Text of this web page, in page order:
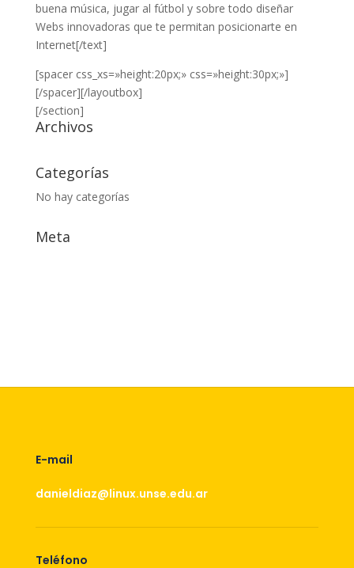
buena música, jugar al fútbol y sobre todo diseñar
Webs innovadoras que te permitan posicionarte en
Internet[/text]
[spacer css_xs=»height:20px;» css=»height:30px;»]
[/spacer][/layoutbox]
[/section]
Archivos
Categorías
No hay categorías
Meta
E-mail
danieldiaz@linux.unse.edu.ar
Teléfono